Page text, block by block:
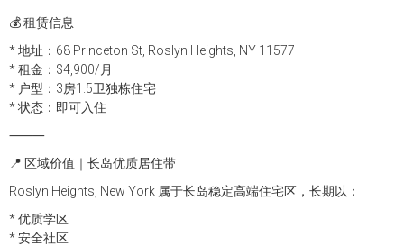
💰 租赁信息
* 地址：68 Princeton St, Roslyn Heights, NY 11577
* 租金：$4,900/月
* 户型：3房1.5卫独栋住宅
* 状态：即可入住
⸻
📍 区域价值｜长岛优质居住带
Roslyn Heights, New York 属于长岛稳定高端住宅区，长期以：
* 优质学区
* 安全社区